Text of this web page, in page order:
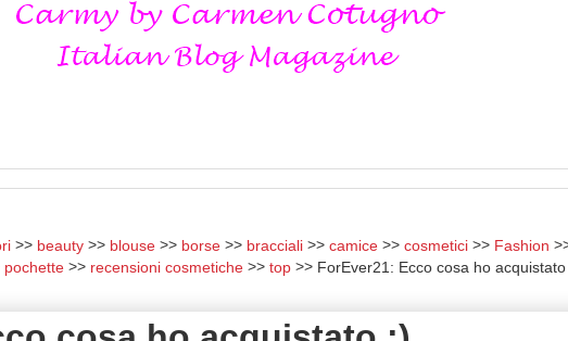
beauty blouse borse bracciali camice cosmetici
Fashion
pochette recensioni cosmetiche top ForEver21: Ecco cosa ho